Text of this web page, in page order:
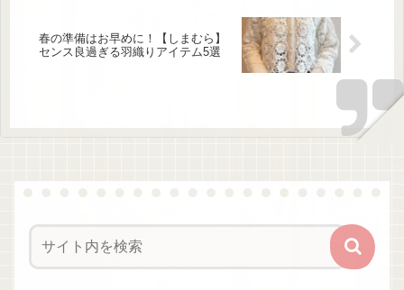
春の準備はお早めに！【しまむら】
センス良過ぎる羽織りアイテム5選